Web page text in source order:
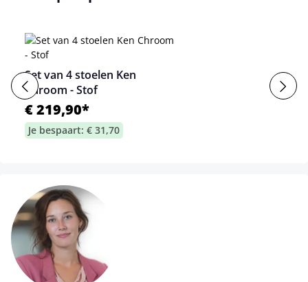
Set van 4 stoelen Ken
Chroom - Stof
€ 219,90*
Je bespaart: € 31,70